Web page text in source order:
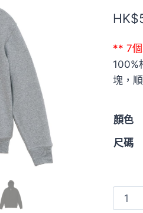
HK$
** 7
100%
塊，
顏色
尺碼
5767
12.7oz